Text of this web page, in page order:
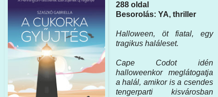
288 oldal
Besorolás: YA, thriller
Halloween, öt fiatal, egy
tragikus haláleset.
Cape Codot idén
halloweenkor meglátogatja
a halál, amikor is a csendes
tengerparti kisvárosban